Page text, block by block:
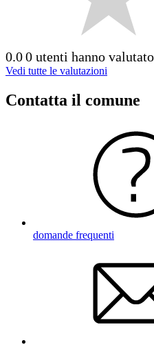
0.00 utenti hanno
Vedi tutte le valutazioni
Contatta il comune
domande frequenti